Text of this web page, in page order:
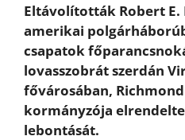
Eltávolították Robert E.
amerikai
csapatok
lovasszobrát szerdán
fővárosában,
kormányzója
lebontását.